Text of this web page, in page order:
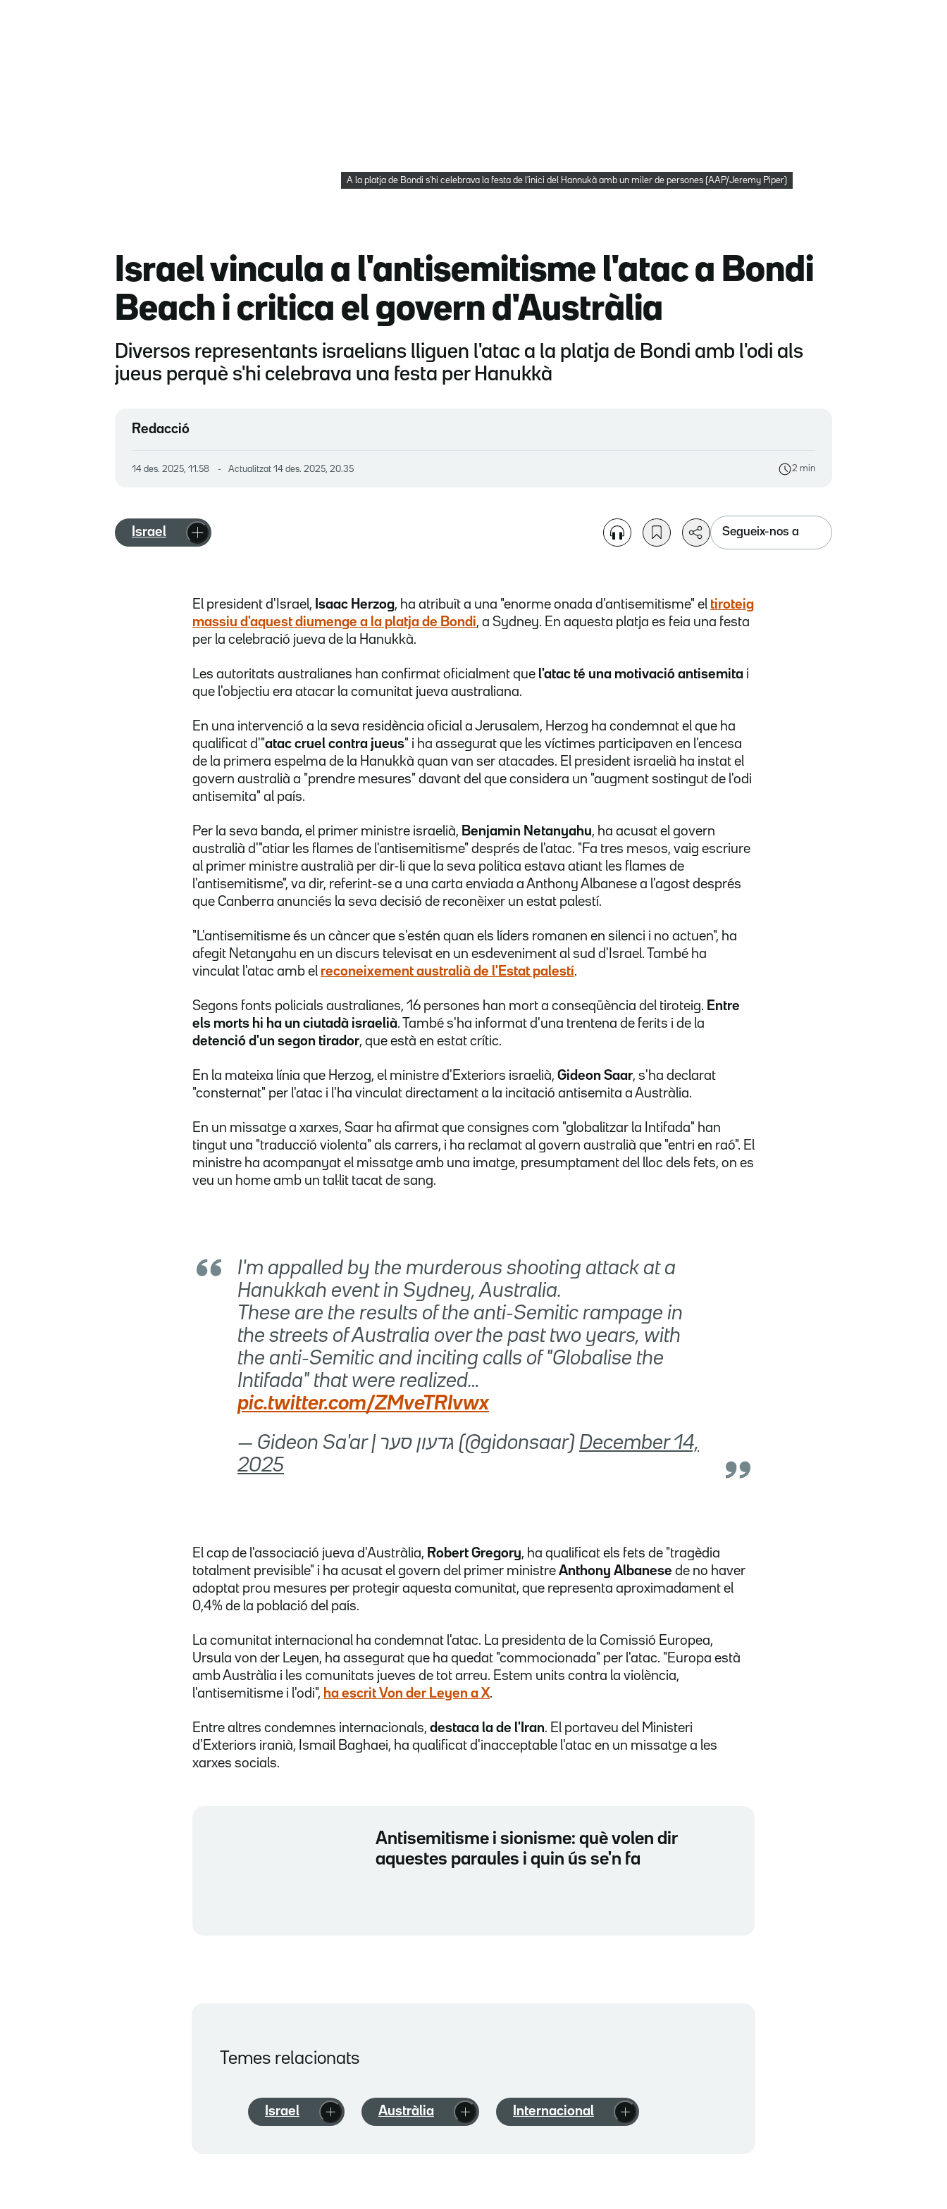
A la platja de Bondi s'hi celebrava la festa de l'inici del Hannukà amb un miler de persones (AAP/Jeremy Piper)
Israel vincula a l'antisemitisme l'atac a Bondi
Beach i critica el govern d'Austràlia
Diversos representants israelians lliguen l'atac a la platja de Bondi amb l'odi als
jueus perquè s'hi celebrava una festa per Hanukkà
Redacció
14 des. 2025, 11.58 Actualitzat 14 des. 2025, 20.35 2 min
Israel Segueix-nos a
El president d'Israel, Isaac Herzog, ha atribuït a una "enorme onada d'antisemitisme" el tiroteig
massiu d'aquest diumenge a la platja de Bondi, a Sydney. En aquesta platja es feia una festa
per la celebració jueva de la Hanukkà.
Les autoritats australianes han confirmat oficialment que l'atac té una motivació antisemita i
que l'objectiu era atacar la comunitat jueva australiana.
En una intervenció a la seva residència oficial a Jerusalem, Herzog ha condemnat el que ha
qualificat d'"atac cruel contra jueus" i ha assegurat que les víctimes participaven en l'encesa
de la primera espelma de la Hanukkà quan van ser atacades. El president israelià ha instat el
govern australià a "prendre mesures" davant del que considera un "augment sostingut de l'odi
antisemita" al país.
Per la seva banda, el primer ministre israelià, Benjamin Netanyahu, ha acusat el govern
australià d'"atiar les flames de l'antisemitisme" després de l'atac. "Fa tres mesos, vaig escriure
al primer ministre australià per dir-li que la seva política estava atiant les flames de
l'antisemitisme", va dir, referint-se a una carta enviada a Anthony Albanese a l'agost després
que Canberra anunciés la seva decisió de reconèixer un estat palestí.
"L'antisemitisme és un càncer que s'estén quan els líders romanen en silenci i no actuen", ha
afegit Netanyahu en un discurs televisat en un esdeveniment al sud d'Israel. També ha
vinculat l'atac amb el reconeixement australià de l'Estat palestí.
Segons fonts policials australianes, 16 persones han mort a conseqüència del tiroteig. Entre
els morts hi ha un ciutadà israelià. També s'ha informat d'una trentena de ferits i de la
detenció d'un segon tirador, que està en estat crític.
En la mateixa línia que Herzog, el ministre d'Exteriors israelià, Gideon Saar, s'ha declarat
"consternat" per l'atac i l'ha vinculat directament a la incitació antisemita a Austràlia.
En un missatge a xarxes, Saar ha afirmat que consignes com "globalitzar la Intifada" han
tingut una "traducció violenta" als carrers, i ha reclamat al govern australià que "entri en raó". El
ministre ha acompanyat el missatge amb una imatge, presumptament del lloc dels fets, on es
veu un home amb un tal·lit tacat de sang.
I'm appalled by the murderous shooting attack at a
Hanukkah event in Sydney, Australia.
These are the results of the anti-Semitic rampage in
the streets of Australia over the past two years, with
the anti-Semitic and inciting calls of "Globalise the
Intifada" that were realized…
pic.twitter.com/ZMveTRIvwx
— Gideon Sa'ar | גדעון סער (@gidonsaar) December 14,
2025
El cap de l'associació jueva d'Austràlia, Robert Gregory, ha qualificat els fets de "tragèdia
totalment previsible" i ha acusat el govern del primer ministre Anthony Albanese de no haver
adoptat prou mesures per protegir aquesta comunitat, que representa aproximadament el
0,4% de la població del país.
La comunitat internacional ha condemnat l'atac. La presidenta de la Comissió Europea,
Ursula von der Leyen, ha assegurat que ha quedat "commocionada" per l'atac. "Europa està
amb Austràlia i les comunitats jueves de tot arreu. Estem units contra la violència,
l'antisemitisme i l'odi", ha escrit Von der Leyen a X.
Entre altres condemnes internacionals, destaca la de l'Iran. El portaveu del Ministeri
d'Exteriors iranià, Ismail Baghaei, ha qualificat d'inacceptable l'atac en un missatge a les
xarxes socials.
Antisemitisme i sionisme: què volen dir
aquestes paraules i quin ús se'n fa
Temes relacionats
Israel Austràlia Internacional